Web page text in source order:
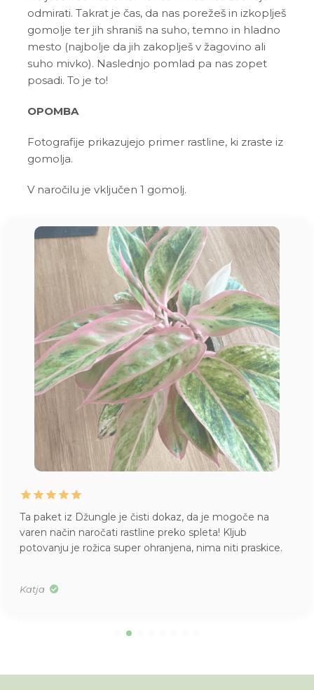
odmirati. Takrat je čas, da nas porežeš in izkoplješ
gomolje ter jih shraniš na suho, temno in hladno
mesto (najbolje da jih zakoplješ v žagovino ali
suho mivko). Naslednjo pomlad pa nas zopet
posadi. To je to!
OPOMBA
Fotografije prikazujejo primer rastline, ki zraste iz
gomolja.
V naročilu je vključen 1 gomolj.
Ta paket iz Džungle je čisti dokaz, da je mogoče na
varen način naročati rastline preko spleta! Kljub
potovanju je rožica super ohranjena, nima niti praskice.
Katja